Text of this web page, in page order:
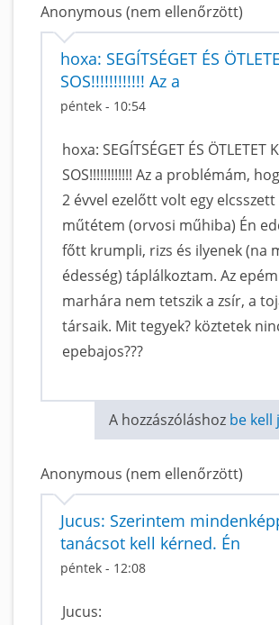
Anonymous (nem ellenőrzött)
hoxa: SEGÍTSÉGET ÉS
SOS!!!!!!!!!!!! Az a
péntek - 10:54
hoxa: SEGÍTSÉGET ÉS ÖTLETET
SOS!!!!!!!!!!!! Az a problémám,
2 évvel ezelőtt volt egy elcsszett
műtétem (orvosi műhiba) Én
főtt krumpli, rizs és ilyenek (na
édesség) táplálkoztam. Az
marhára nem tetszik a zsír, a
társaik. Mit tegyek? köztetek
epebajos???
A hozzászóláshoz be kell
Anonymous (nem ellenőrzött)
Jucus: Szerintem
tanácsot kell kérned. Én
péntek - 12:08
Jucus: